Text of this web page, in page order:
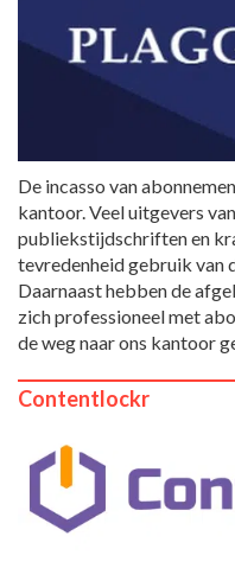
De incasso van
kantoor. Veel uitgevers
publiekstijdschriften en
tevredenheid gebruik van
Daarnaast hebben de
zich professioneel met
de weg naar ons kantoor
Contentlockr